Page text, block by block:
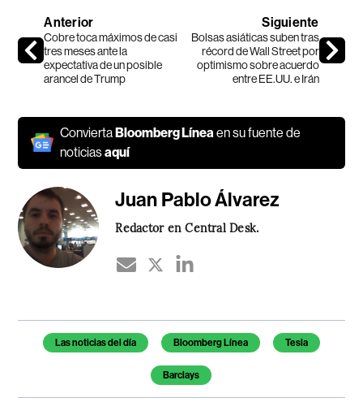
Anterior
Cobre toca máximos de casi
tres meses ante la
expectativa de un posible
arancel de Trump
Siguiente
Bolsas asiáticas suben tras
récord de Wall Street por
optimismo sobre acuerdo
entre EE.UU. e Irán
ConviertaBloomberg Líneaen su fuente de
noticiasaquí
Juan Pablo Álvarez
Redactor en Central Desk.
Temas de este artículo
Las noticias del día Bloomberg Línea Tesla
Barclays